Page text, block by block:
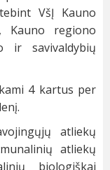
VšĮ Kauno
Kauno regiono
ir savivaldybių
4 kartus per
atliekų
atliekų
biologiškai